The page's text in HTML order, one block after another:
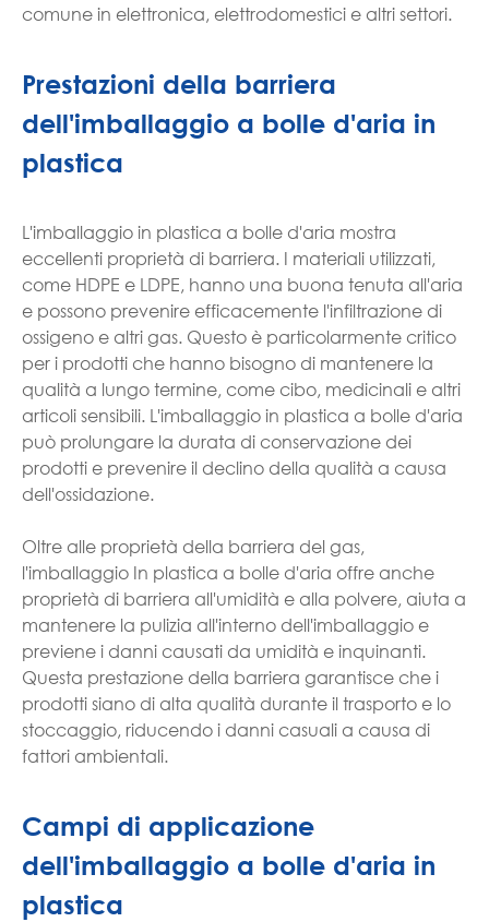
comune in elettronica, elettrodomestici e altri settori.
Prestazioni della barriera
dell'imballaggio a bolle d'aria in
plastica
L'imballaggio in plastica a bolle d'aria mostra
eccellenti proprietà di barriera. I materiali utilizzati,
come HDPE e LDPE, hanno una buona tenuta all'aria
e possono prevenire efficacemente l'infiltrazione di
ossigeno e altri gas. Questo è particolarmente critico
per i prodotti che hanno bisogno di mantenere la
qualità a lungo termine, come cibo, medicinali e altri
articoli sensibili. L'imballaggio in plastica a bolle d'aria
può prolungare la durata di conservazione dei
prodotti e prevenire il declino della qualità a causa
dell'ossidazione.
Oltre alle proprietà della barriera del gas,
l'imballaggio In plastica a bolle d'aria offre anche
proprietà di barriera all'umidità e alla polvere, aiuta a
mantenere la pulizia all'interno dell'imballaggio e
previene i danni causati da umidità e inquinanti.
Questa prestazione della barriera garantisce che i
prodotti siano di alta qualità durante il trasporto e lo
stoccaggio, riducendo i danni casuali a causa di
fattori ambientali.
Campi di applicazione
dell'imballaggio a bolle d'aria in
plastica